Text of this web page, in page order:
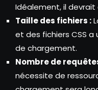
Idéalement, il
Taille des fichiers :
et des fichiers CSS
de chargement.
Nombre de
nécessite de